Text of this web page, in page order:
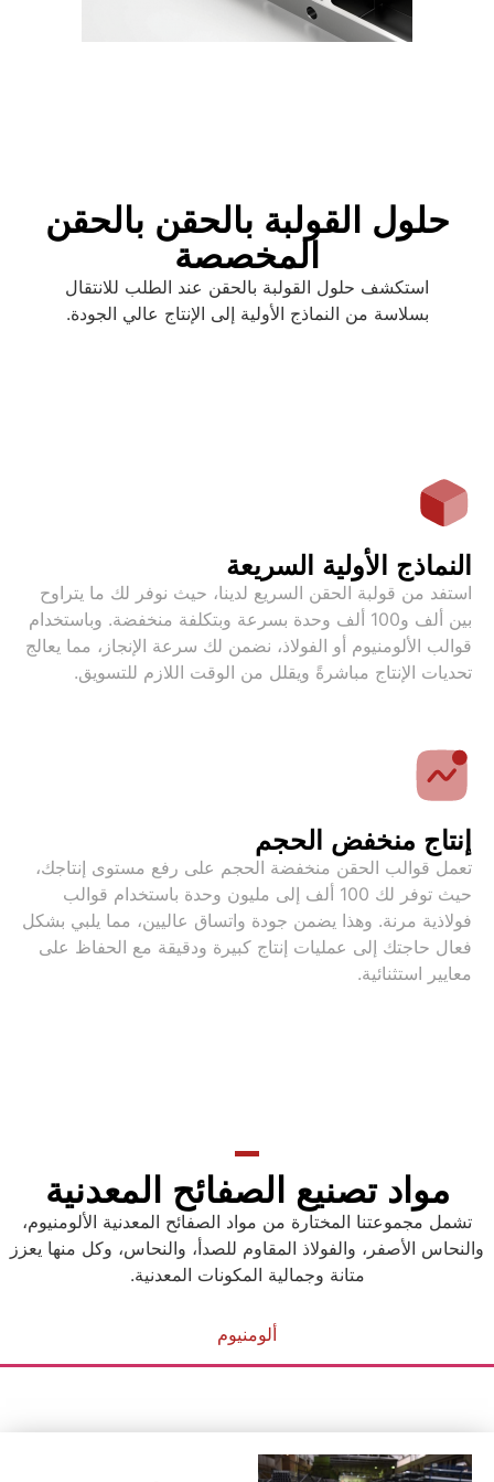
حلول القولبة بالحقن بالحقن
المخصصة
استكشف حلول القولبة بالحقن عند الطلب للانتقال
بسلاسة من النماذج الأولية إلى الإنتاج عالي الجودة.
النماذج الأولية السريعة
استفد من قولبة الحقن السريع لدينا، حيث نوفر لك ما يتراوح
بين ألف و100 ألف وحدة بسرعة وبتكلفة منخفضة. وباستخدام
قوالب الألومنيوم أو الفولاذ، نضمن لك سرعة الإنجاز، مما يعالج
تحديات الإنتاج مباشرةً ويقلل من الوقت اللازم للتسويق.
إنتاج منخفض الحجم
تعمل قوالب الحقن منخفضة الحجم على رفع مستوى إنتاجك،
حيث توفر لك 100 ألف إلى مليون وحدة باستخدام قوالب
فولاذية مرنة. وهذا يضمن جودة واتساق عاليين، مما يلبي بشكل
فعال حاجتك إلى عمليات إنتاج كبيرة ودقيقة مع الحفاظ على
معايير استثنائية.
مواد تصنيع الصفائح المعدنية
تشمل مجموعتنا المختارة من مواد الصفائح المعدنية الألومنيوم،
الأصفر، والفولاذ المقاوم للصدأ، والنحاس، وكل منها يعزز
متانة وجمالية المكونات المعدنية.
ألومنيوم